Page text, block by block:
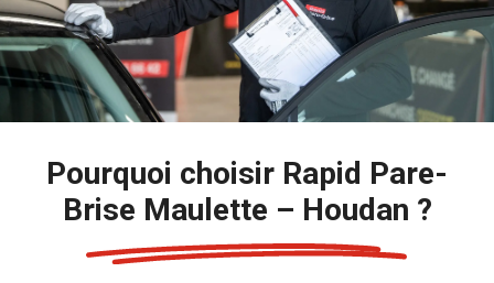
Pourquoi choisir Rapid Pare-
Brise Maulette – Houdan ?